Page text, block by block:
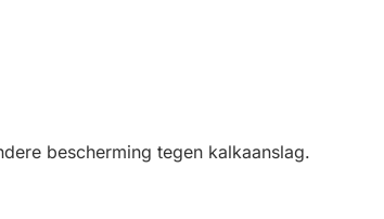
bescherming tegen kalkaanslag.